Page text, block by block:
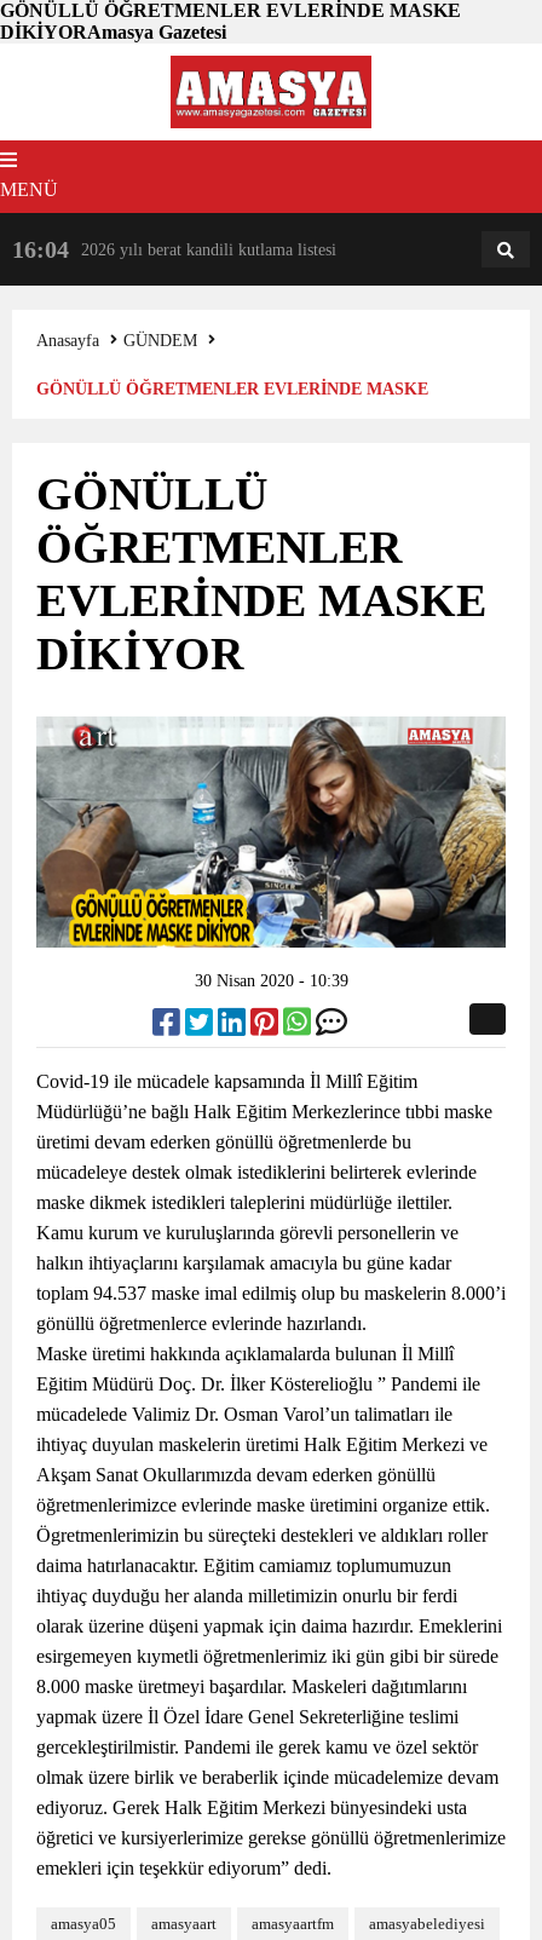
GÖNÜLLÜ ÖĞRETMENLER EVLERİNDE MASKE
DİKİYORAmasya Gazetesi
MENÜ
16:04 2026 yılı berat kandili kutlama listesi 18:31
Anasayfa
GÜNDEM
GÖNÜLLÜ ÖĞRETMENLER EVLERİNDE MASKE
GÖNÜLLÜ
ÖĞRETMENLER
EVLERİNDE MASKE
DİKİYOR
30 Nisan 2020 - 10:39
Covid-19 ile mücadele kapsamında İl Millî Eğitim
Müdürlüğü’ne bağlı Halk Eğitim Merkezlerince tıbbi maske
üretimi devam ederken gönüllü öğretmenlerde bu
mücadeleye destek olmak istediklerini belirterek evlerinde
maske dikmek istedikleri taleplerini müdürlüğe ilettiler.
Kamu kurum ve kuruluşlarında görevli personellerin ve
halkın ihtiyaçlarını karşılamak amacıyla bu güne kadar
toplam 94.537 maske imal edilmiş olup bu maskelerin 8.000’i
gönüllü öğretmenlerce evlerinde hazırlandı.
Maske üretimi hakkında açıklamalarda bulunan İl Millî
Eğitim Müdürü Doç. Dr. İlker Kösterelioğlu ” Pandemi ile
mücadelede Valimiz Dr. Osman Varol’un talimatları ile
ihtiyaç duyulan maskelerin üretimi Halk Eğitim Merkezi ve
Akşam Sanat Okullarımızda devam ederken gönüllü
öğretmenlerimizce evlerinde maske üretimini organize ettik.
Ögretmenlerimizin bu süreçteki destekleri ve aldıkları roller
daima hatırlanacaktır. Eğitim camiamız toplumumuzun
ihtiyaç duyduğu her alanda milletimizin onurlu bir ferdi
olarak üzerine düşeni yapmak için daima hazırdır. Emeklerini
esirgemeyen kıymetli öğretmenlerimiz iki gün gibi bir sürede
8.000 maske üretmeyi başardılar. Maskeleri dağıtımlarını
yapmak üzere İl Özel İdare Genel Sekreterliğine teslimi
gercekleştirilmistir. Pandemi ile gerek kamu ve özel sektör
olmak üzere birlik ve beraberlik içinde mücadelemize devam
ediyoruz. Gerek Halk Eğitim Merkezi bünyesindeki usta
öğretici ve kursiyerlerimize gerekse gönüllü öğretmenlerimize
emekleri için teşekkür ediyorum” dedi.
amasya05 amasyaart amasyaartfm amasyabelediyesi